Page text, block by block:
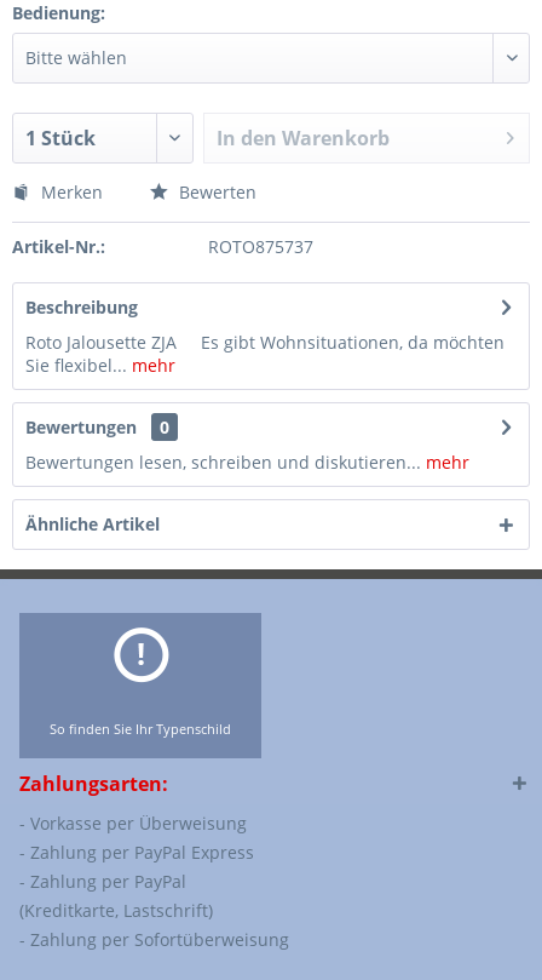
Bedienung:
In den Warenkorb
Merken Bewerten
Artikel-Nr.: ROTO875737
Beschreibung
Roto Jalousette ZJA Es gibt Wohnsituationen, da möchten
Sie flexibel... mehr
Bewertungen
0
Bewertungen lesen, schreiben und diskutieren... mehr
Ähnliche Artikel
So finden Sie Ihr Typenschild
Zahlungsarten:
- Vorkasse per Überweisung
- Zahlung per PayPal Express
- Zahlung per PayPal
(Kreditkarte, Lastschrift)
- Zahlung per Sofortüberweisung